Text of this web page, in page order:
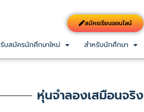
สมัครเรียนออนไลน์
รับสมัครนักศึกษาใหม่ สำหรับนักศึกษา
หุ่นจำลองเสมือนจริง